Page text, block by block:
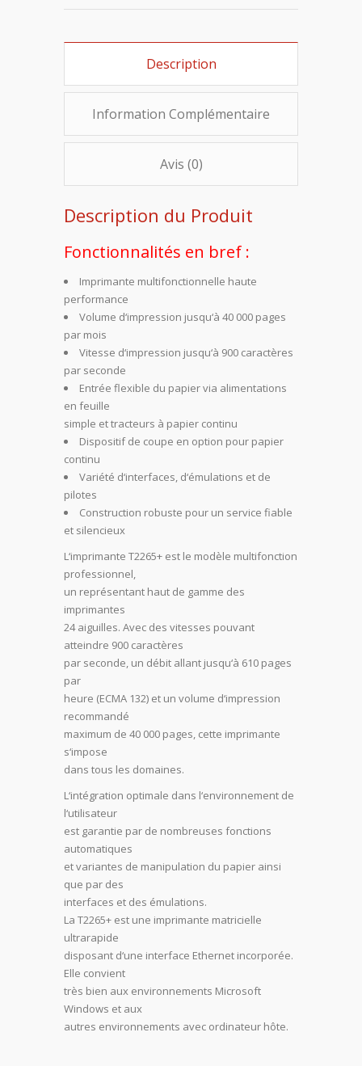
Description
Information Complémentaire
Avis (0)
Description du Produit
Fonctionnalités en bref :
Imprimante multifonctionnelle haute
performance
Volume d‘impression jusqu‘à 40 000 pages
par mois
Vitesse d‘impression jusqu‘à 900 caractères
par seconde
Entrée flexible du papier via alimentations
en feuille
simple et tracteurs à papier continu
Dispositif de coupe en option pour papier
continu
Variété d‘interfaces, d‘émulations et de
pilotes
Construction robuste pour un service fiable
et silencieux
L‘imprimante T2265+ est le modèle multifonction
professionnel,
un représentant haut de gamme des
imprimantes
24 aiguilles. Avec des vitesses pouvant
atteindre 900 caractères
par seconde, un débit allant jusqu‘à 610 pages
par
heure (ECMA 132) et un volume d‘impression
recommandé
maximum de 40 000 pages, cette imprimante
s‘impose
dans tous les domaines.
L‘intégration optimale dans l‘environnement de
l‘utilisateur
est garantie par de nombreuses fonctions
automatiques
et variantes de manipulation du papier ainsi
que par des
interfaces et des émulations.
La T2265+ est une imprimante matricielle
ultrarapide
disposant d‘une interface Ethernet incorporée.
Elle convient
très bien aux environnements Microsoft
Windows et aux
autres environnements avec ordinateur hôte.